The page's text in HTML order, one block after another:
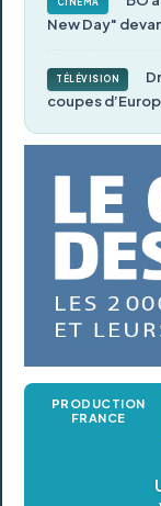
CINÉMA
New Day"
TÉLÉVISION
coupes
PRODUCTION
FRANCE